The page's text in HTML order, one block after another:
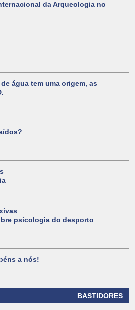
da Arqueologia no
água tem uma origem, as
psicologia do desporto
a nós!
BASTIDORES